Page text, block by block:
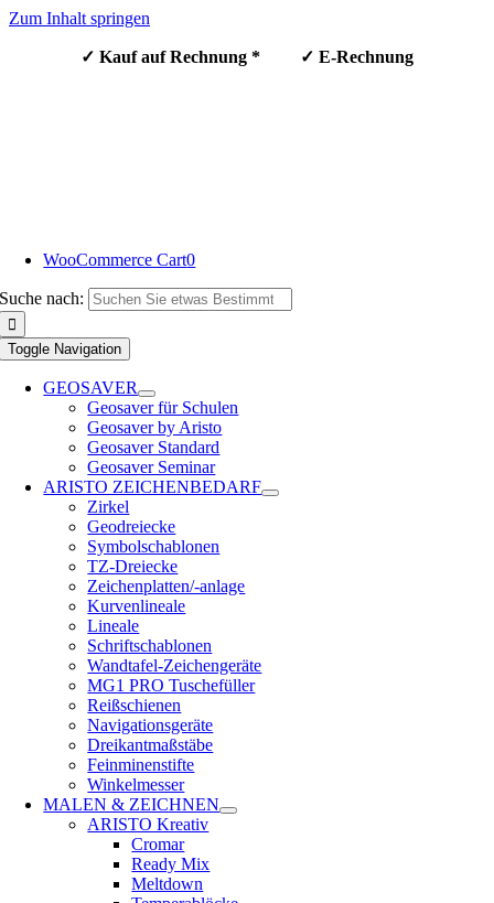
Zum Inhalt springen
✓ Kauf auf Rechnung * ✓ E-Rechnung
WooCommerce Cart0
Suche nach:
Toggle Navigation
GEOSAVER
Geosaver für Schulen
Geosaver by Aristo
Geosaver Standard
Geosaver Seminar
ARISTO ZEICHENBEDARF
Zirkel
Geodreiecke
Symbolschablonen
TZ-Dreiecke
Zeichenplatten/-anlage
Kurvenlineale
Lineale
Schriftschablonen
Wandtafel-Zeichengeräte
MG1 PRO Tuschefüller
Reißschienen
Navigationsgeräte
Dreikantmaßstäbe
Feinminenstifte
Winkelmesser
MALEN & ZEICHNEN
ARISTO Kreativ
Cromar
Ready Mix
Meltdown